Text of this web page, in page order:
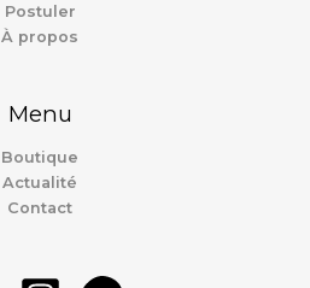
Postuler
À propos
Menu
Boutique
Actualité
Contact